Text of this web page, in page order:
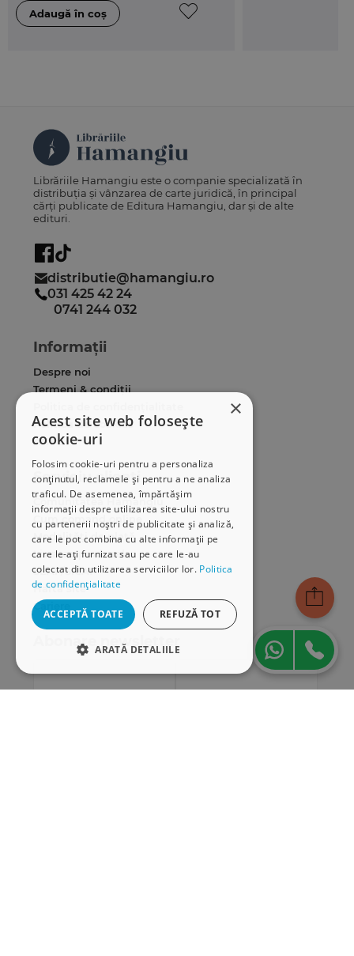
×
Acest site web folosește
cookie-uri
Folosim cookie-uri pentru a personaliza
conținutul, reclamele și pentru a ne analiza
traficul. De asemenea, împărtășim
informații despre utilizarea site-ului nostru
cu partenerii noștri de publicitate și analiză,
care le pot combina cu alte informații pe
care le-ați furnizat sau pe care le-au
colectat din utilizarea serviciilor lor. Politica
de confidențialitate
ACCEPTĂ TOATE REFUZĂ TOT
ARATĂ DETALIILE
Librăriile Hamangiu este o companie specializată în
distribuția și vânzarea de carte juridică, în principal
cărți publicate de Editura Hamangiu, dar și de alte
edituri.
distributie@hamangiu.ro
031 425 42 24
0741 244 032
Informații
Despre noi
Termeni & condiții
Politica de cookies
ANPC
Serviciu clienți
Comunitatea Hamangiu
Cum comand online
Modalități de plată
Livrarea produselor
SEAP/SICAP
Hartă site
Cariere
Abonare newsletter